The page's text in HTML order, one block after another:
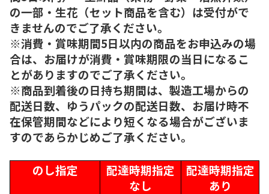
の一部・生花（セット商品を含む）は受付がで
きませんのでご了承ください。
※消費・賞味期間5日以内の商品をお申込みの場
合は、お届けが消費・賞味期限の当日になるこ
とがありますのでご了承ください。
※商品到着後の日持ち期間は、製造工場からの
配送日数、ゆうパックの配送日数、お届け時不
在保管期間などにより短くなる場合がございま
すのであらかじめご了承ください。
のし指定
配達時期指定
なし
配達時期指定
あり